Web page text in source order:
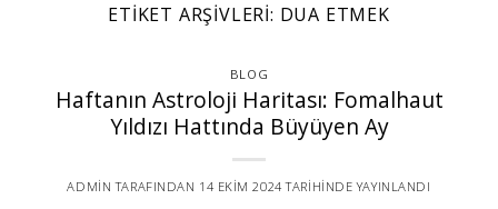
ETIKET ARŞIVLERI: DUA ETMEK
BLOG
Haftanın Astroloji Haritası: Fomalhaut
Yıldızı Hattında Büyüyen Ay
ADMIN TARAFINDAN 14 EKIM 2024 TARIHINDE YAYINLANDI